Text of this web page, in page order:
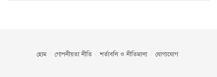
হোম গোপনীয়তা নীতি শর্তাবলি ও নীতিমালা যোগাযোগ